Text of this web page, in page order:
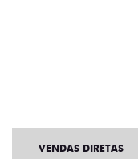
VENDAS DIRETAS